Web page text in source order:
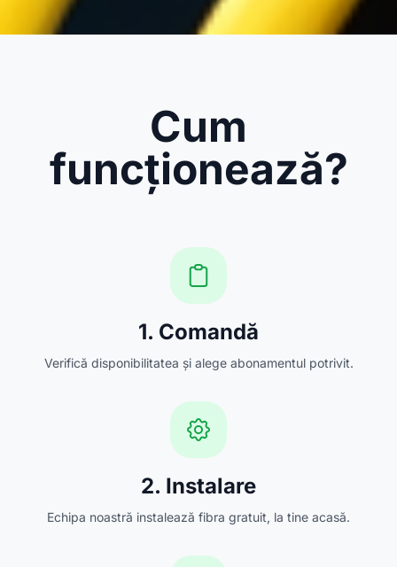
Cum
funcționează?
1. Comandă
Verifică disponibilitatea și alege abonamentul potrivit.
2. Instalare
Echipa noastră instalează fibra gratuit, la tine acasă.